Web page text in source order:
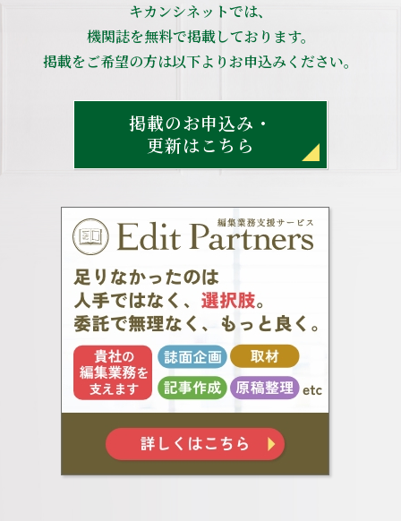
キカンシネットでは、
機関誌を無料で掲載しております。
掲載をご希望の方は以下よりお申込みください。
掲載のお申込み・
更新はこちら